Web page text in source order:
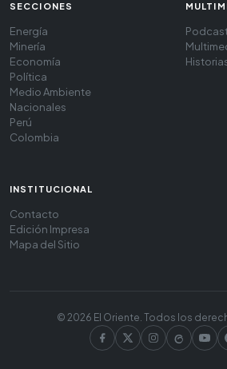
SECCIONES
Energía
Minería
Economía
Política
Medio Ambiente
Nacionales
Perú
Colombia
INSTITUCIONAL
Contacto
Edición Impresa
Mapa del Sitio
© 2026 El Oriente. Todos los